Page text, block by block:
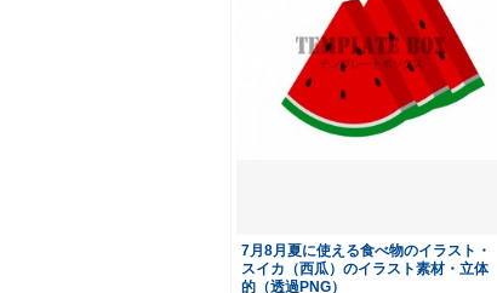
7月8月夏に使える食べ物のイラスト・
スイカ（西瓜）のイラスト素材・立体
的（透過PNG）